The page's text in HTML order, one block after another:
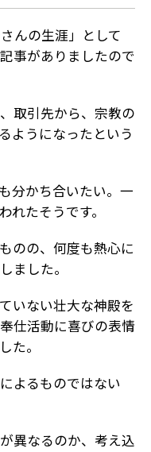
んの生涯」として
事がありましたので
取引先から、宗教の
ようになったという
分かち合いたい。一
れたそうです。
のの、何度も熱心に
ました。
いない壮大な神殿を
仕活動に喜びの表情
た。
よるものではない
異なるのか、考え込